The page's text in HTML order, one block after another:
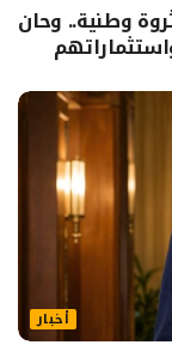
وطنية.. وحان
أخبار